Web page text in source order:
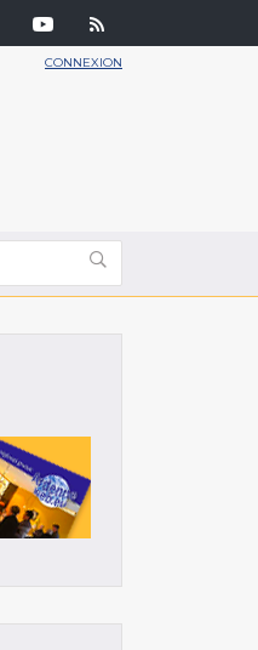
CONNEXION